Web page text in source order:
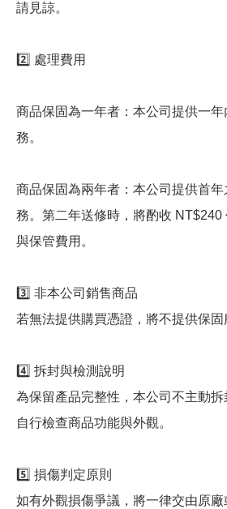
請見諒。
2️⃣ 處理費用
商品保固為一年者：本公司提供一
務。
商品保固為兩年者：本公司提供首
務。第二年送修時，將酌收 NT$240
與保管費用。
3️⃣ 非本公司銷售商品
若無法提供購買憑證，將不提供保固
4️⃣ 拆封與檢測說明
為保留產品完整性，本公司不主動
自行檢查商品功能與外觀。
5️⃣ 損傷判定原則
如有外觀損傷爭議，將一律交由原廠